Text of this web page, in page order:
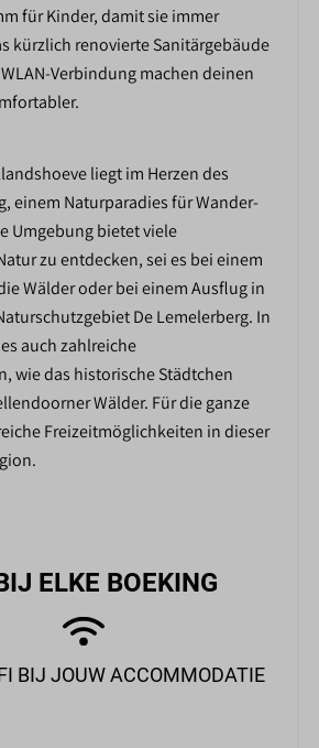
für Kinder, damit sie immer
kürzlich renovierte Sanitärgebäude
Verbindung machen deinen
liegt im Herzen des
einem Naturparadies für Wander-
Umgebung bietet viele
zu entdecken, sei es bei einem
Wälder oder bei einem Ausflug in
De Lemelerberg. In
auch zahlreiche
wie das historische Städtchen
Wälder. Für die ganze
Freizeitmöglichkeiten in dieser
ELKE BOEKING
BIJ JOUW ACCOMMODATIE